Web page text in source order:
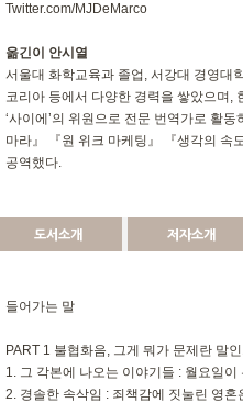
Twitter.com/MJDeMarco
옮긴이 안시열
서울대 화학교육과 졸업, 서강대 경영대
코리아 등에서 다양한 경력을 쌓았으며,
‘사이에’의 위원으로 전문 번역가로 활
마라』 『원 위크 마케팅』 『생각의 속
공역했다.
도서소개 저자소개
들어가는 말
PART 1 불협화음, 그게 뭐가 문제란 말
1. 그 각본에 나오는 이야기들 : 월요일이
2. 경솔한 속삭임 : 죄책감에 짓눌린 영혼